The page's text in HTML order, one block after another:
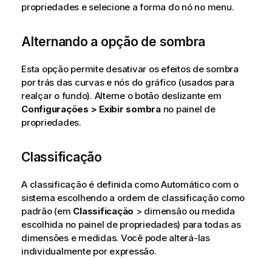
propriedades e selecione a forma do nó no menu.
Alternando a opção de sombra
Esta opção permite desativar os efeitos de sombra
por trás das curvas e nós do gráfico (usados para
realçar o fundo). Alterne o botão deslizante em
Configurações > Exibir sombrano painel de
propriedades.
Classificação
A classificação é definida como Automático com o
sistema escolhendo a ordem de classificação como
padrão (em Classificação > dimensão ou medida
escolhida no painel de propriedades) para todas as
dimensões e medidas. Você pode alterá-las
individualmente por expressão.